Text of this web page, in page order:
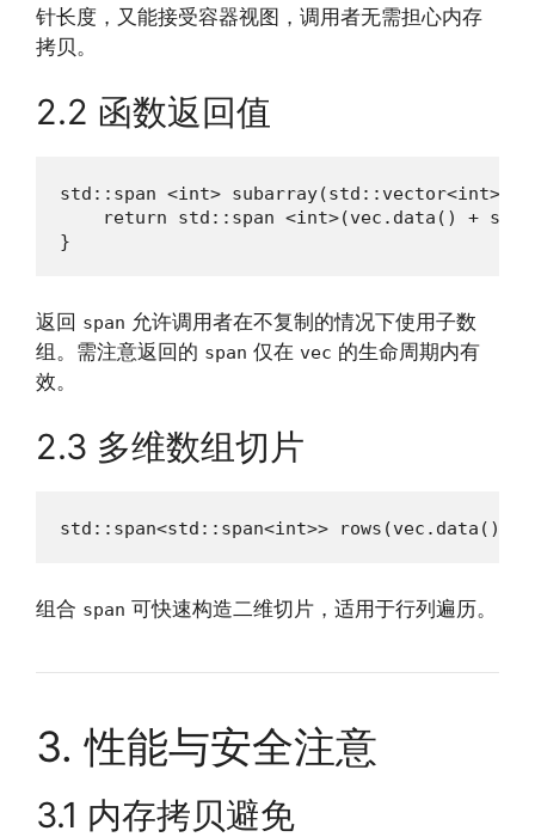
针长度，又能接受容器视图，调用者无需担心内存
拷贝。
2.2 函数返回值
std::span <int>
return std::span <int>(vec.data() +
}
返回 span 允许调用者在不复制的情况下使用子数
组。需注意返回的 span 仅在 vec 的生命周期内有
效。
2.3 多维数组切片
std::span<std::span<int>>
组合 span 可快速构造二维切片，适用于行列遍历。
3. 性能与安全注意
3.1 内存拷贝避免